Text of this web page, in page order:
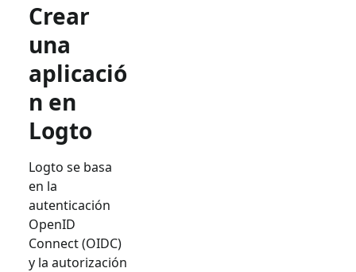
Crear
una
aplicació
n en
Logto
Logto se basa
en la
autenticación
OpenID
Connect (OIDC)
y la autorización